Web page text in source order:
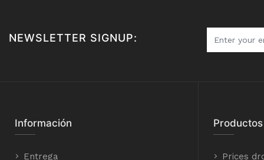
NEWSLETTER SIGNUP:
Información
Entrega
Productos
Prices